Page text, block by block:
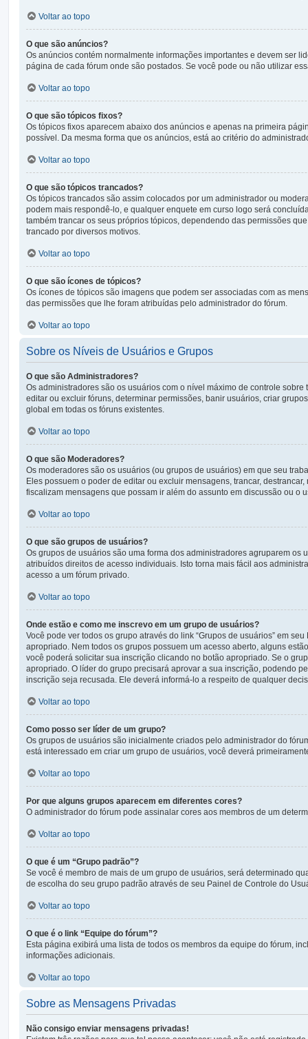
Voltar ao topo
O que são anúncios?
Os anúncios contém normalmente informações importantes e devem ser
página de cada fórum onde são postados. Se você pode ou não utilizar
Voltar ao topo
O que são tópicos fixos?
Os tópicos fixos aparecem abaixo dos anúncios e apenas na primeira
possível. Da mesma forma que os anúncios, está ao critério do
Voltar ao topo
O que são tópicos trancados?
Os tópicos trancados são assim colocados por um administrador ou
podem mais respondê-lo, e qualquer enquete em curso logo será
também trancar os seus próprios tópicos, dependendo das permissões
trancado por diversos motivos.
Voltar ao topo
O que são ícones de tópicos?
Os ícones de tópicos são imagens que podem ser associadas com as
das permissões que lhe foram atribuídas pelo administrador do fórum.
Voltar ao topo
Sobre os Níveis de Usuários e Grupos
O que são Administradores?
Os administradores são os usuários com o nível máximo de controle
editar ou excluir fóruns, determinar permissões, banir usuários, criar
global em todas os fóruns existentes.
Voltar ao topo
O que são Moderadores?
Os moderadores são os usuários (ou grupos de usuários) em que seu
Eles possuem o poder de editar ou excluir mensagens, trancar,
fiscalizam mensagens que possam ir além do assunto em discussão ou o
Voltar ao topo
O que são grupos de usuários?
Os grupos de usuários são uma forma dos administradores agruparem
atribuídos direitos de acesso individuais. Isto torna mais fácil aos
acesso a um fórum privado.
Voltar ao topo
Onde estão e como me inscrevo em um grupo de usuários?
Você pode ver todos os grupo através do link “Grupos de usuários” em
apropriado. Nem todos os grupos possuem um acesso aberto, alguns
você poderá solicitar sua inscrição clicando no botão apropriado. Se o
apropriado. O líder do grupo precisará aprovar a sua inscrição, podendo
inscrição seja recusada. Ele deverá informá-lo a respeito de qualquer
Voltar ao topo
Como posso ser líder de um grupo?
Os grupos de usuários são inicialmente criados pelo administrador do
está interessado em criar um grupo de usuários, você deverá
Voltar ao topo
Por que alguns grupos aparecem em diferentes cores?
O administrador do fórum pode assinalar cores aos membros de um
Voltar ao topo
O que é um “Grupo padrão”?
Se você é membro de mais de um grupo de usuários, será determinado
de escolha do seu grupo padrão através de seu Painel de Controle do
Voltar ao topo
O que é o link “Equipe do fórum”?
Esta página exibirá uma lista de todos os membros da equipe do fórum,
informações adicionais.
Voltar ao topo
Sobre as Mensagens Privadas
Não consigo enviar mensagens privadas!